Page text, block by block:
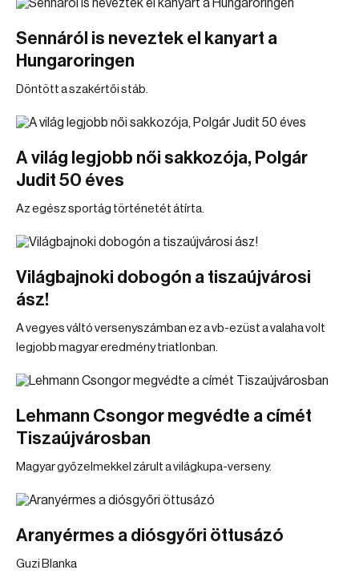
Sennáról is neveztek el kanyart a
Hungaroringen
Döntött a szakértői stáb.
A világ legjobb női sakkozója, Polgár
Judit 50 éves
Az egész sportág történetét átírta.
Világbajnoki dobogón a tiszaújvárosi
ász!
A vegyes váltó versenyszámban ez a vb-ezüst a valaha volt
legjobb magyar eredmény triatlonban.
Lehmann Csongor megvédte a címét
Tiszaújvárosban
Magyar győzelmekkel zárult a világkupa-verseny.
Aranyérmes a diósgyőri öttusázó
Guzi Blanka